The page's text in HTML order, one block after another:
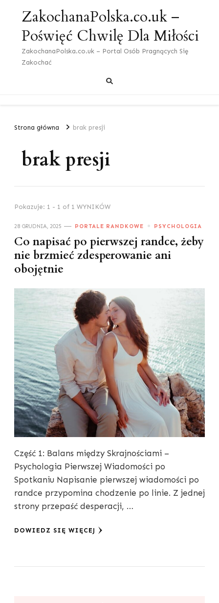
ZakochanaPolska.co.uk –
Poświęć Chwilę Dla Miłości
ZakochanaPolska.co.uk – Portal Osób Pragnących Się
Zakochać
Strona główna brak presji
brak presji
Pokazuje: 1 - 1 of 1 WYNIKÓW
28 GRUDNIA, 2025 PORTALE RANDKOWE PSYCHOLOGIA
Co napisać po pierwszej randce, żeby
nie brzmieć zdesperowanie ani
obojętnie
Część 1: Balans między Skrajnościami –
Psychologia Pierwszej Wiadomości po
Spotkaniu Napisanie pierwszej wiadomości po
randce przypomina chodzenie po linie. Z jednej
strony przepaść desperacji, …
DOWIEDZ SIĘ WIĘCEJ